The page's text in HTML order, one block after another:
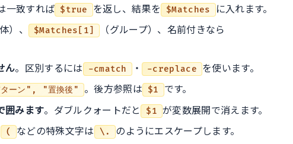
一致すれば $true を返し、結果を $Matches
に入れます。
）、 $Matches[1] （グループ）、名前付きなら
ん。区別するには -cmatch ・ -creplace
を使います。
ーン", "置換後" 。後方参照は $1
です。
囲みます。ダブルクォートだと $1 が変数展開で消えます。
( などの特殊文字は \. のようにエスケープします。